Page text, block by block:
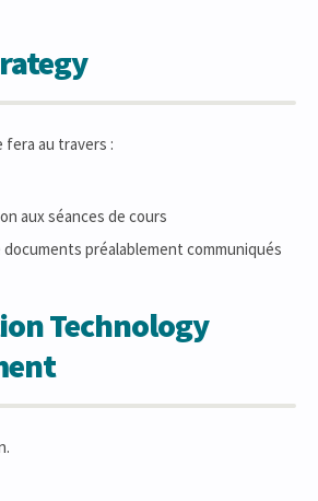
fera au travers :
aux séances de cours
préalablement communiqués
Technology